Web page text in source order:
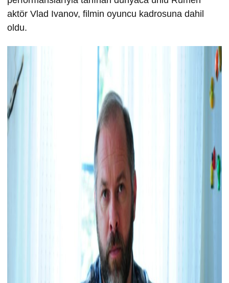
aktör Vlad Ivanov, filmin oyuncu kadrosuna dahil
oldu.